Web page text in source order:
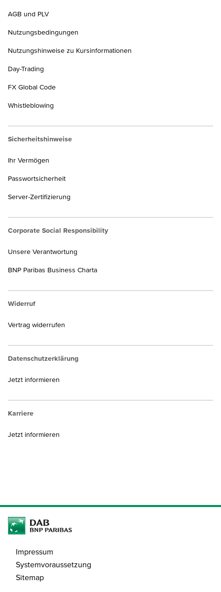
AGB und PLV
Nutzungsbedingungen
Nutzungshinweise zu Kursinformationen
Day-Trading
FX Global Code
Whistleblowing
Sicherheitshinweise
Ihr Vermögen
Passwortsicherheit
Server-Zertifizierung
Corporate Social Responsibility
Unsere Verantwortung
BNP Paribas Business Charta
Widerruf
Vertrag widerrufen
Datenschutzerklärung
Jetzt informieren
Karriere
Jetzt informieren
Impressum
Systemvoraussetzung
Sitemap